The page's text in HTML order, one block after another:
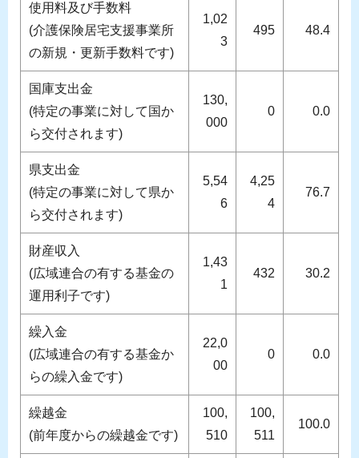
使用料及び手数料
(介護保険居宅支援事業所
の新規・更新手数料です)
1,02
3
495 48.4
国庫支出金
(特定の事業に対して国か
ら交付されます)
130,
000
0 0.0
県支出金
(特定の事業に対して県か
ら交付されます)
5,54
6
4,25
4
76.7
財産収入
(広域連合の有する基金の
運用利子です)
1,43
1
432 30.2
繰入金
(広域連合の有する基金か
らの繰入金です)
22,0
00
0 0.0
繰越金
(前年度からの繰越金です)
100,
510
100,
511
100.0